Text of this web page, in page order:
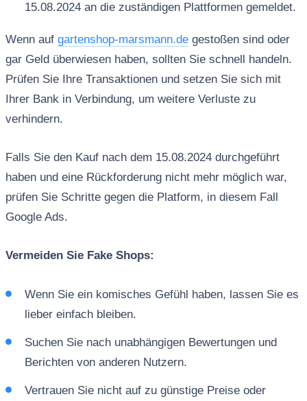
15.08.2024 an die zuständigen Plattformen gemeldet.
Wenn auf gartenshop-marsmann.degestoßen sind oder
gar Geld überwiesen haben, sollten Sie schnell handeln.
Prüfen Sie Ihre Transaktionen und setzen Sie sich mit
Ihrer Bank in Verbindung, um weitere Verluste zu
verhindern.
Falls Sie den Kauf nach dem 15.08.2024 durchgeführt
haben und eine Rückforderung nicht mehr möglich war,
prüfen Sie Schritte gegen die Platform, in diesem Fall
Google Ads.
Vermeiden Sie Fake Shops:
Wenn Sie ein komisches Gefühl haben, lassen Sie es
lieber einfach bleiben.
Suchen Sie nach unabhängigen Bewertungen und
Berichten von anderen Nutzern.
Vertrauen Sie nicht auf zu günstige Preise oder